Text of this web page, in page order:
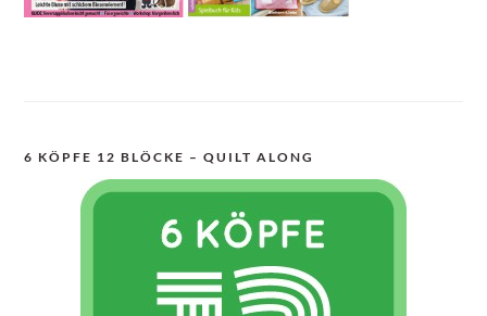
6 KÖPFE 12 BLÖCKE – QUILT ALONG